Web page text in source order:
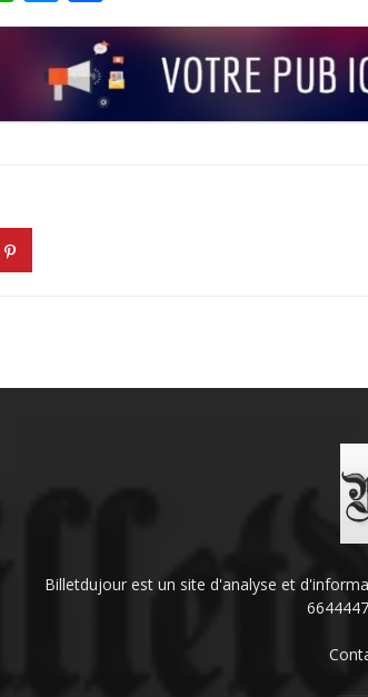
Billetdujour est un site d'analyse et